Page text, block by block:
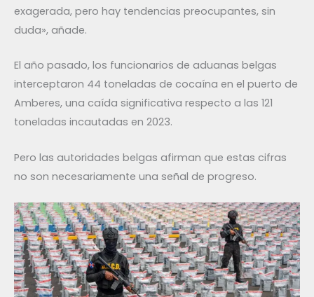
exagerada, pero hay tendencias preocupantes, sin
duda», añade.
El año pasado, los funcionarios de aduanas belgas
interceptaron 44 toneladas de cocaína en el puerto de
Amberes, una caída significativa respecto a las 121
toneladas incautadas en 2023.
Pero las autoridades belgas afirman que estas cifras
no son necesariamente una señal de progreso.